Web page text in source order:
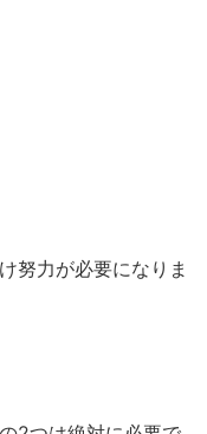
努力が必要になりま